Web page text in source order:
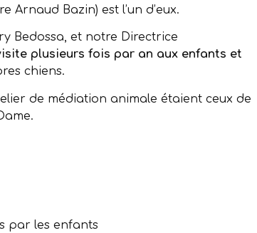
Bazin) est l’un d’eux.
Bedossa, et notre Directrice
plusieurs fois par an aux enfants et
chiens.
de médiation animale étaient ceux de
par les enfants